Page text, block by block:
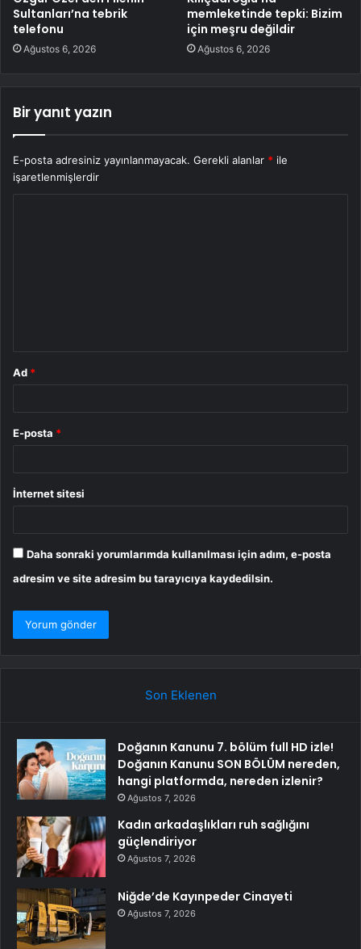
Sultanları’na tebrik
telefonu
Ağustos 6, 2026
memleketinde tepki: Bizim
için meşru değildir
Ağustos 6, 2026
Bir yanıt yazın
E-posta adresiniz yayınlanmayacak. Gerekli alanlar * ile
işaretlenmişlerdir
Ad *
E-posta *
İnternet sitesi
Daha sonraki yorumlarımda kullanılması için adım, e-posta
adresim ve site adresim bu tarayıcıya kaydedilsin.
Son Eklenen
Doğanın Kanunu 7. bölüm full HD izle!
Doğanın Kanunu SON BÖLÜM nereden,
hangi platformda, nereden izlenir?
Ağustos 7, 2026
Kadın arkadaşlıkları ruh sağlığını
güçlendiriyor
Ağustos 7, 2026
Niğde’de Kayınpeder Cinayeti
Ağustos 7, 2026